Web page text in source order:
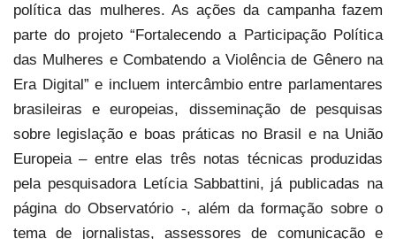
política das mulheres. As ações da campanha fazem
parte do projeto “Fortalecendo a Participação Política
das Mulheres e Combatendo a Violência de Gênero na
Era Digital” e incluem intercâmbio entre parlamentares
brasileiras e europeias, disseminação de pesquisas
sobre legislação e boas práticas no Brasil e na União
Europeia – entre elas três notas técnicas produzidas
pela pesquisadora Letícia Sabbattini, já publicadas na
página do Observatório -, além da formação sobre o
tema de jornalistas, assessores de comunicação e